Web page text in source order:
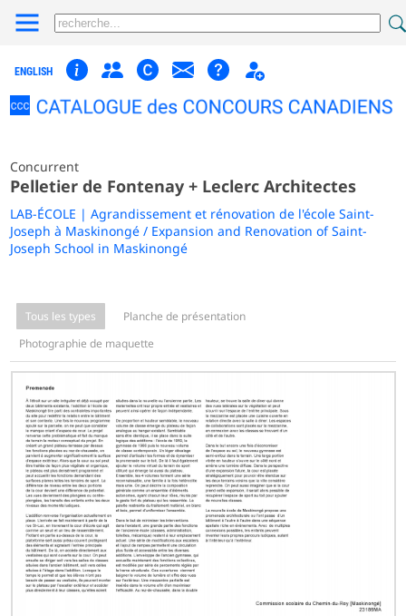
ENGLISH
Concurrent
Pelletier de Fontenay + Leclerc Architectes
LAB-ÉCOLE | Agrandissement et rénovation de l'école Saint-
Joseph à Maskinongé / Expansion and Renovation of Saint-
Joseph School in Maskinongé
Tous les types
Planche de présentation
Photographie de maquette